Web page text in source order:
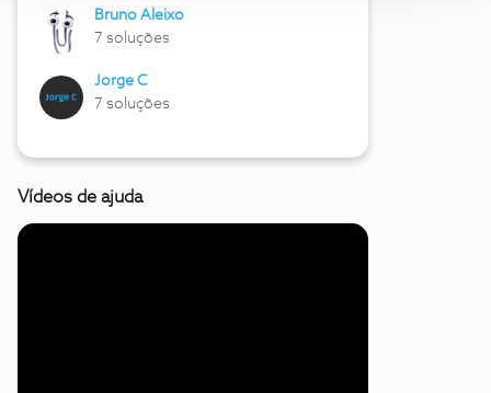
Bruno Aleixo
7 soluções
Jorge C
7 soluções
Vídeos de ajuda